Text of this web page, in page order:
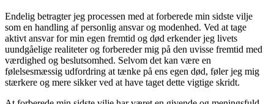
Endelig betragter jeg processen med at forberede min sidste vilje
som en handling af personlig ansvar og modenhed. Ved at tage
aktivt ansvar for min egen fremtid og død erkender jeg livets
uundgåelige realiteter og forbereder mig på den uvisse fremtid med
værdighed og beslutsomhed. Selvom det kan være en
følelsesmæssig udfordring at tænke på ens egen død, føler jeg mig
stærkere og mere sikker ved at have taget dette vigtige skridt.